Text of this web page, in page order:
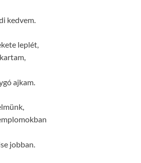
kedvem.
leplét,
ajkam.
jobban.